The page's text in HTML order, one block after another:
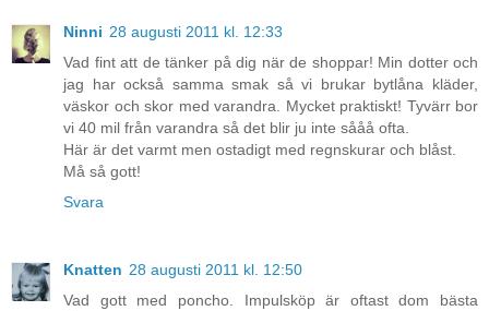
Ninni 28 augusti 2011 kl. 12:33
Vad fint att de tänker på dig när de shoppar! Min dotter och
jag har också samma smak så vi brukar bytlåna kläder,
väskor och skor med varandra. Mycket praktiskt! Tyvärr bor
vi 40 mil från varandra så det blir ju inte sååå ofta.
Här är det varmt men ostadigt med regnskurar och blåst.
Må så gott!
Svara
Knatten 28 augusti 2011 kl. 12:50
Vad gott med poncho. Impulsköp är oftast dom bästa